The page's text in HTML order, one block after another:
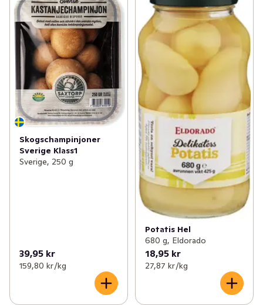
Skogschampinjoner
Sverige Klass1
Sverige, 250 g
39,95 kr
159,80 kr /kg
Potatis Hel
680 g, Eldorado
18,95 kr
27,87 kr /kg